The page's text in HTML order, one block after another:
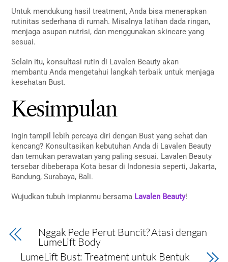
Untuk mendukung hasil treatment, Anda bisa menerapkan
rutinitas sederhana di rumah. Misalnya latihan dada ringan,
menjaga asupan nutrisi, dan menggunakan skincare yang
sesuai.
Selain itu, konsultasi rutin di Lavalen Beauty akan
membantu Anda mengetahui langkah terbaik untuk menjaga
kesehatan Bust.
Kesimpulan
Ingin tampil lebih percaya diri dengan Bust yang sehat dan
kencang? Konsultasikan kebutuhan Anda di Lavalen Beauty
dan temukan perawatan yang paling sesuai. Lavalen Beauty
tersebar dibeberapa Kota besar di Indonesia seperti, Jakarta,
Bandung, Surabaya, Bali.
Wujudkan tubuh impianmu bersama Lavalen Beauty!
Nggak Pede Perut Buncit? Atasi dengan
LumeLift Body
LumeLift Bust: Treatment untuk Bentuk